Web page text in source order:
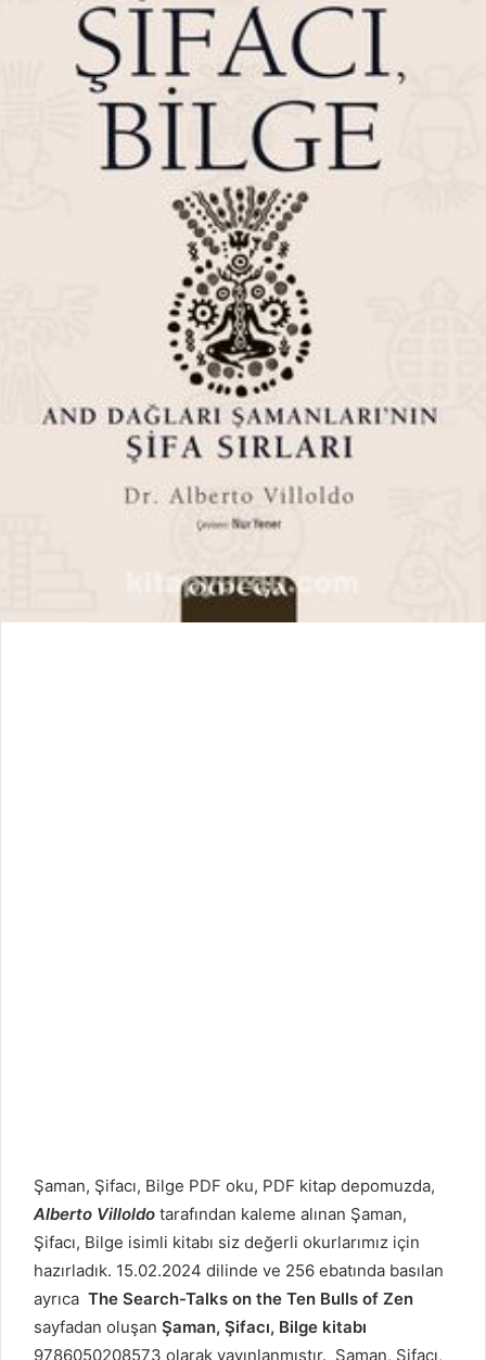
Şaman, Şifacı, Bilge PDF oku, PDF kitap depomuzda,
Alberto Villoldo tarafından kaleme alınan Şaman,
Şifacı, Bilge isimli kitabı siz değerli okurlarımız için
hazırladık. 15.02.2024 dilinde ve 256 ebatında basılan
ayrıca The Search-Talks on the Ten Bulls of Zen
sayfadan oluşan Şaman, Şifacı, Bilge kitabı
9786050208573 olarak yayınlanmıştır. Şaman, Şifacı,